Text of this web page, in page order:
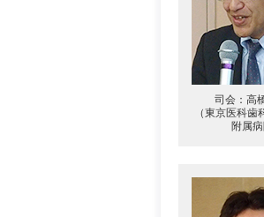
司会：高
（東京医科
附属病